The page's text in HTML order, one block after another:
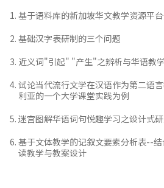
基于语料库的新加坡华文教学资源平
基础汉字表研制的三个问题
近义词"引起" "产生"之辨析与华语教
试论当代流行文学在汉语作为第二语
利亚的一个大学课堂实践为例
迷宫图解华语词句悦趣学习之设计式
基于文体教学的记叙文要素分析表--
读教学与教案设计